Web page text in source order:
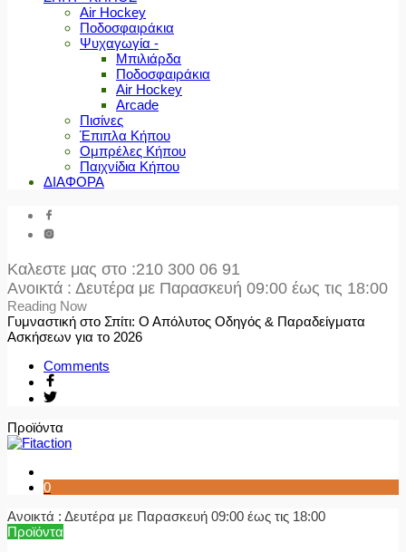
Air Hockey
Ποδοσφαιράκια
Ψυχαγωγία -
Μπιλιάρδα
Ποδοσφαιράκια
Air Hockey
Arcade
Πισίνες
Έπιπλα Κήπου
Ομπρέλες Κήπου
Παιχνίδια Κήπου
ΔΙΑΦΟΡΑ
Καλεστε μας στο :210 300 06 91
Ανοικτά : Δευτέρα με Παρασκευή 09:00 έως τις 18:00
Reading Now
Γυμναστική στο Σπίτι: Ο Απόλυτος Οδηγός & Παραδείγματα
Ασκήσεων για το 2026
Comments
Προϊόντα
0
Ανοικτά : Δευτέρα με Παρασκευή 09:00 έως τις 18:00
Προϊόντα